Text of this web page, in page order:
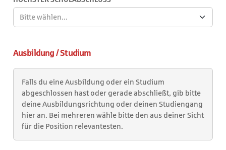
Bitte wählen...
Ausbildung / Studium
Falls du eine Ausbildung oder ein Studium
abgeschlossen hast oder gerade abschließt, gib bitte
deine Ausbildungsrichtung oder deinen Studiengang
hier an. Bei mehreren wähle bitte den aus deiner Sicht
für die Position relevantesten.